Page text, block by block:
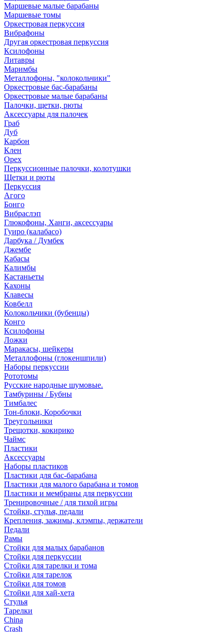
Маршевые малые барабаны
Маршевые томы
Оркестровая перкуссия
Вибрафоны
Другая оркестровая перкуссия
Ксилофоны
Литавры
Маримбы
Металлофоны, "колокольчики"
Оркестровые бас-барабаны
Оркестровые малые барабаны
Палочки, щетки, рюты
Аксессуары для палочек
Граб
Дуб
Карбон
Клен
Орех
Перкуссионные палочки, колотушки
Щетки и рюты
Перкуссия
Агого
Бонго
Вибраслэп
Глюкофоны, Ханги, аксессуары
Гуиро (калабасо)
Дарбука / Думбек
Джембе
Кабасы
Калимбы
Кастаньеты
Кахоны
Клавесы
Ковбелл
Колокольчики (бубенцы)
Конго
Ксилофоны
Ложки
Маракасы, шейкеры
Металлофоны (глокеншпили)
Наборы перкуссии
Рототомы
Русские народные шумовые.
Тамбурины / Бубны
Тимбалес
Тон-блоки, Коробочки
Треугольники
Трещотки, кокирико
Чаймс
Пластики
Аксессуары
Наборы пластиков
Пластики для бас-барабана
Пластики для малого барабана и томов
Пластики и мембраны для перкуссии
Тренировочные / для тихой игры
Стойки, стулья, педали
Крепления, зажимы, клэмпы, держатели
Педали
Рамы
Стойки для малых барабанов
Стойки для перкуссии
Стойки для тарелки и тома
Стойки для тарелок
Стойки для томов
Стойки для хай-хета
Стулья
Тарелки
China
Crash